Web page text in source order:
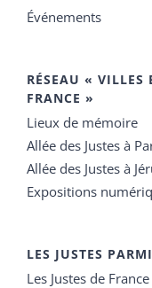
Événements
RÉSEAU « VILLES
FRANCE »
Lieux de mémoire
Allée des Justes à
Allée des Justes à
Expositions
LES JUSTES
Les Justes de France